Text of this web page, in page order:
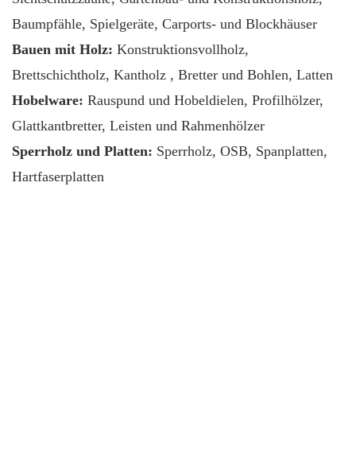
Baumpfähle, Spielgeräte, Carports- und Blockhäuser
Bauen mit Holz: Konstruktionsvollholz,
Brettschichtholz, Kantholz , Bretter und Bohlen, Latten
Hobelware: Rauspund und Hobeldielen, Profilhölzer,
Glattkantbretter, Leisten und Rahmenhölzer
Sperrholz und Platten: Sperrholz, OSB, Spanplatten,
Hartfaserplatten